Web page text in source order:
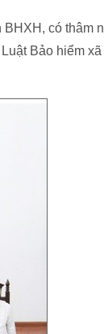
có thâm
Bảo hiểm xã